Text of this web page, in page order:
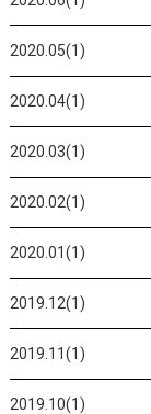
2020.05(1)
2020.04(1)
2020.03(1)
2020.02(1)
2020.01(1)
2019.12(1)
2019.11(1)
2019.10(1)